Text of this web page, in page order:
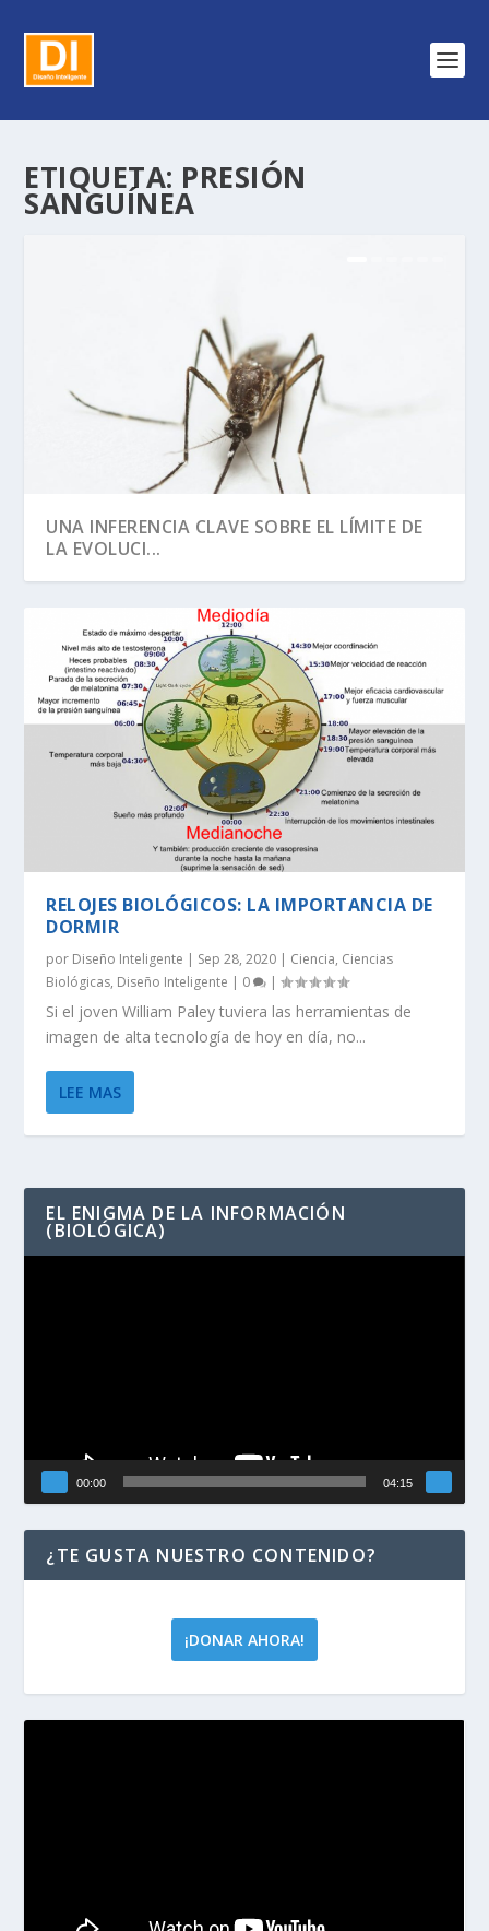
ETIQUETA: PRESIÓN
SANGUÍNEA
UNA INFERENCIA CLAVE SOBRE EL LÍMITE DE
LA EVOLUCI...
SEGÚN RICHARD DAWKINS, EL ÁRBOL DE LA
VIDA TIENE U...
DAWKINS Y EL DÍA DE DARWIN:
DISTINGUIENDO LA REALI...
EVOLUCIÓN DE LA INFORMACIÓN BIOLÓGICA:
LA DEFINICI...
LA VIDA ES LO MÁS ANTINATURAL DEL
UNIVERSO.
¡CREAMOS LA VIDA! EH, ESPERA UN
MOMENTO…
RELOJES BIOLÓGICOS: LA IMPORTANCIA DE
DORMIR
por Diseño Inteligente | Sep 28, 2020 | Ciencia, Ciencias
Biológicas, Diseño Inteligente | 0 |
Si el joven William Paley tuviera las herramientas de
imagen de alta tecnología de hoy en día, no...
LEE MAS
EL ENIGMA DE LA INFORMACIÓN
(BIOLÓGICA)
00:00 04:15
¿TE GUSTA NUESTRO CONTENIDO?
¡DONAR AHORA!